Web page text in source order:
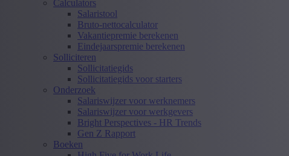
Calculators
Salaristool
Bruto-nettocalculator
Vakantiepremie berekenen
Eindejaarspremie berekenen
Solliciteren
Sollicitatiegids
Sollicitatiegids voor starters
Onderzoek
Salariswijzer voor werknemers
Salariswijzer voor werkgevers
Bright Perspectives - HR Trends
Gen Z Rapport
Boeken